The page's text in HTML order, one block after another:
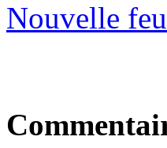
Nouvelle